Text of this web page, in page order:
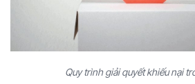
Quy trình giải quyết khiếu nại